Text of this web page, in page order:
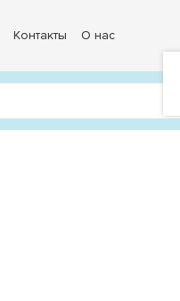
Контакты О нас